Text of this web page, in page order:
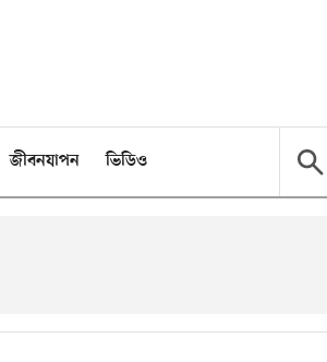
জীবনযাপন ভিডিও